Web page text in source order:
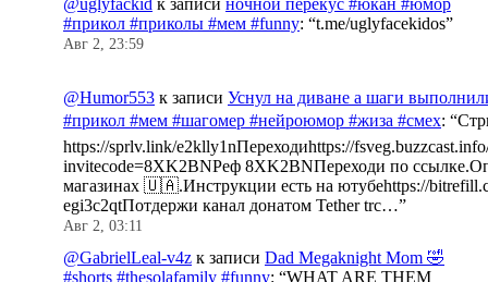
@uglyfackid к записи ночной перекус #юкан #юмор
#прикол #приколы #мем #funny: “t.me/uglyfacekidos”
Авг 2, 23:59
@Humor553 к записи Уснул на диване а шаги
#прикол #мем #шагомер #нейроюмор #жиза #смех: “
https://sprlv.link/e2klly1nПереходиhttps://
invitecode=8XK2BNРеф 8XK2BNПереходи по
магазинах 🇺🇦.Инструкции есть на ютубеhttps://
egi3c2qtПотдержи канал донатом Tether trc…”
Авг 2, 03:11
@GabrielLeal-v4z к записи Dad Megaknight Mom 🤣
#shorts #thesolafamily #funny: “WHAT ARE THEM